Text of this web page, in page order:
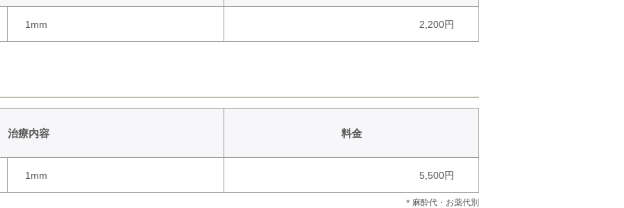
1mm 2,200円
治療内容 料金
1mm 5,500円
＊麻酔代・お薬代別